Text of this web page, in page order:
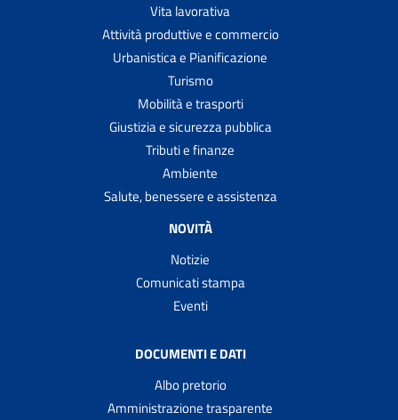
Vita lavorativa
Attività produttive e commercio
Urbanistica e Pianificazione
Turismo
Mobilità e trasporti
Giustizia e sicurezza pubblica
Tributi e finanze
Ambiente
Salute, benessere e assistenza
NOVITÀ
Notizie
Comunicati stampa
Eventi
DOCUMENTI E DATI
Albo pretorio
Amministrazione trasparente